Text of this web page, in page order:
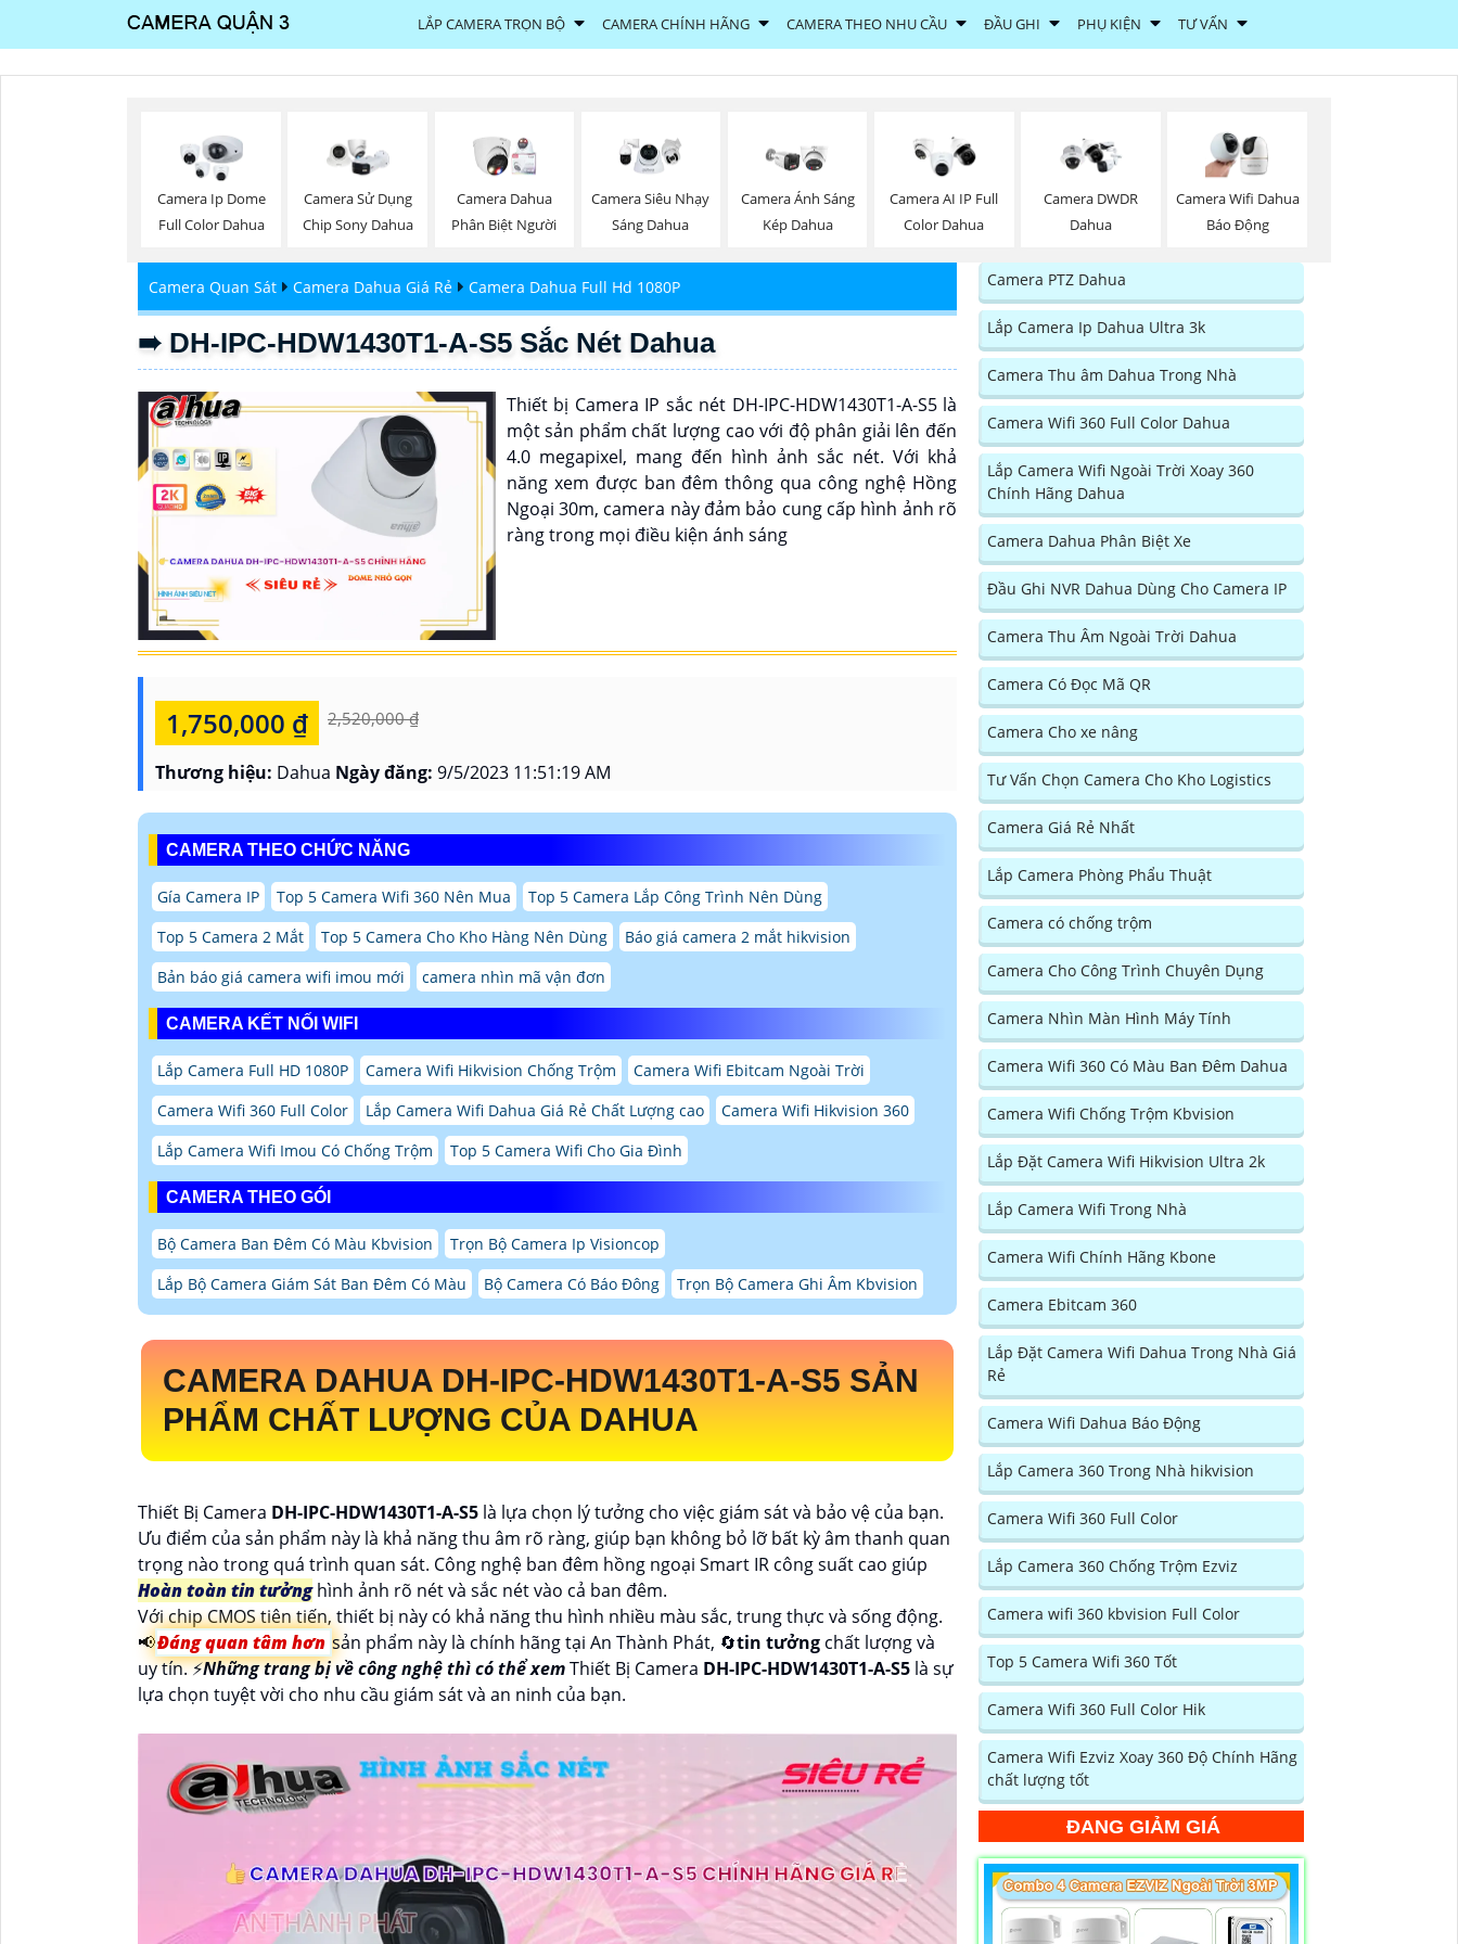
LẮP CAMERA TRỌN BỘ CAMERA CHÍNH HÃNG CAMERA THEO NHU CẦU ĐẦU GHI PHỤ KIỆN TƯ VẤN
Camera Ip Dome
Full Color Dahua
Camera Sử Dụng
Chip Sony Dahua
Camera Dahua
Phân Biệt Người
Camera Siêu Nhạy
Sáng Dahua
Camera Ánh Sáng
Kép Dahua
Camera AI IP Full
Color Dahua
Camera DWDR
Dahua
Camera Wifi Dahua
Báo Động
Camera Quan Sát Camera Dahua Giá Rẻ Camera Dahua Full Hd 1080P
➠ DH-IPC-HDW1430T1-A-S5 Sắc Nét Dahua
Thiết bị Camera IP sắc nét DH-IPC-HDW1430T1-A-S5 là
một sản phẩm chất lượng cao với độ phân giải lên đến
4.0 megapixel, mang đến hình ảnh sắc nét. Với khả
năng xem được ban đêm thông qua công nghệ Hồng
Ngoại 30m, camera này đảm bảo cung cấp hình ảnh rõ
ràng trong mọi điều kiện ánh sáng
1,750,000 ₫ 2,520,000 ₫
Thương hiệu: Dahua Ngày đăng: 9/5/2023 11:51:19 AM
CAMERA THEO CHỨC NĂNG
Gía Camera IP Top 5 Camera Wifi 360 Nên Mua
Top 5 Camera Lắp Công Trình Nên Dùng
Top 5 Camera 2 Mắt
Top 5 Camera Cho Kho Hàng Nên Dùng
Báo giá camera 2 mắt hikvision
Bản báo giá camera wifi imou mới
camera nhìn mã vận đơn
CAMERA KẾT NỐI WIFI
Lắp Camera Full HD 1080P Camera Wifi Hikvision Chống Trộm
Camera Wifi Ebitcam Ngoài Trời
Camera Wifi 360 Full Color
Lắp Camera Wifi Dahua Giá Rẻ Chất Lượng cao
Camera Wifi Hikvision 360
Lắp Camera Wifi Imou Có Chống Trộm
Top 5 Camera Wifi Cho Gia Đình
CAMERA THEO GÓI
Bộ Camera Ban Đêm Có Màu Kbvision
Trọn Bộ Camera Ip Visioncop
Lắp Bộ Camera Giám Sát Ban Đêm Có Màu
Bộ Camera Có Báo Đông Trọn Bộ Camera Ghi Âm Kbvision
CAMERA DAHUA DH-IPC-HDW1430T1-A-S5 SẢN
PHẨM CHẤT LƯỢNG CỦA DAHUA
Thiết Bị Camera DH-IPC-HDW1430T1-A-S5 là lựa chọn lý tưởng cho việc giám sát và bảo vệ của bạn.
Ưu điểm của sản phẩm này là khả năng thu âm rõ ràng, giúp bạn không bỏ lỡ bất kỳ âm thanh quan
trọng nào trong quá trình quan sát. Công nghệ ban đêm hồng ngoại Smart IR công suất cao giúp
Hoàn toàn tin tưởnghình ảnh rõ nét và sắc nét vào cả ban đêm.
Với chip CMOS tiên tiến, thiết bị này có khả năng thu hình nhiều màu sắc, trung thực và sống động.
📢Đáng quan tâm hơn sản phẩm này là chính hãng tại An Thành Phát, 🔄tin tưởng chất lượng và
uy tín. ️⚡Những trang bị về công nghệ thì có thể xemThiết Bị Camera DH-IPC-HDW1430T1-A-S5 là sự
lựa chọn tuyệt vời cho nhu cầu giám sát và an ninh của bạn.
Camera PTZ Dahua
Lắp Camera Ip Dahua Ultra 3k
Camera Thu âm Dahua Trong Nhà
Camera Wifi 360 Full Color Dahua
Lắp Camera Wifi Ngoài Trời Xoay 360
Chính Hãng Dahua
Camera Dahua Phân Biệt Xe
Đầu Ghi NVR Dahua Dùng Cho Camera IP
Camera Thu Âm Ngoài Trời Dahua
Camera Có Đọc Mã QR
Camera Cho xe nâng
Tư Vấn Chọn Camera Cho Kho Logistics
Camera Giá Rẻ Nhất
Lắp Camera Phòng Phẩu Thuật
Camera có chống trộm
Camera Cho Công Trình Chuyên Dụng
Camera Nhìn Màn Hình Máy Tính
Camera Wifi 360 Có Màu Ban Đêm Dahua
Camera Wifi Chống Trộm Kbvision
Lắp Đặt Camera Wifi Hikvision Ultra 2k
Lắp Camera Wifi Trong Nhà
Camera Wifi Chính Hãng Kbone
Camera Ebitcam 360
Lắp Đặt Camera Wifi Dahua Trong Nhà Giá
Rẻ
Camera Wifi Dahua Báo Động
Lắp Camera 360 Trong Nhà hikvision
Camera Wifi 360 Full Color
Lắp Camera 360 Chống Trộm Ezviz
Camera wifi 360 kbvision Full Color
Top 5 Camera Wifi 360 Tốt
Camera Wifi 360 Full Color Hik
Camera Wifi Ezviz Xoay 360 Độ Chính Hãng
chất lượng tốt
ĐANG GIẢM GIÁ